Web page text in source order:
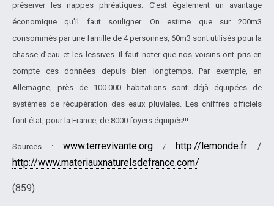
préserver les nappes phréatiques. C’est également un avantage
économique qu’il faut souligner. On estime que sur 200m3
consommés par une famille de 4 personnes, 60m3 sont utilisés pour la
chasse d’eau et les lessives. Il faut noter que nos voisins ont pris en
compte ces données depuis bien longtemps. Par exemple, en
Allemagne, près de 100.000 habitations sont déjà équipées de
systèmes de récupération des eaux pluviales. Les chiffres officiels
font état, pour la France, de 8000 foyers équipés!!!
Sources : www.terrevivante.org / http://lemonde.fr /
http://www.materiauxnaturelsdefrance.com/
(859)